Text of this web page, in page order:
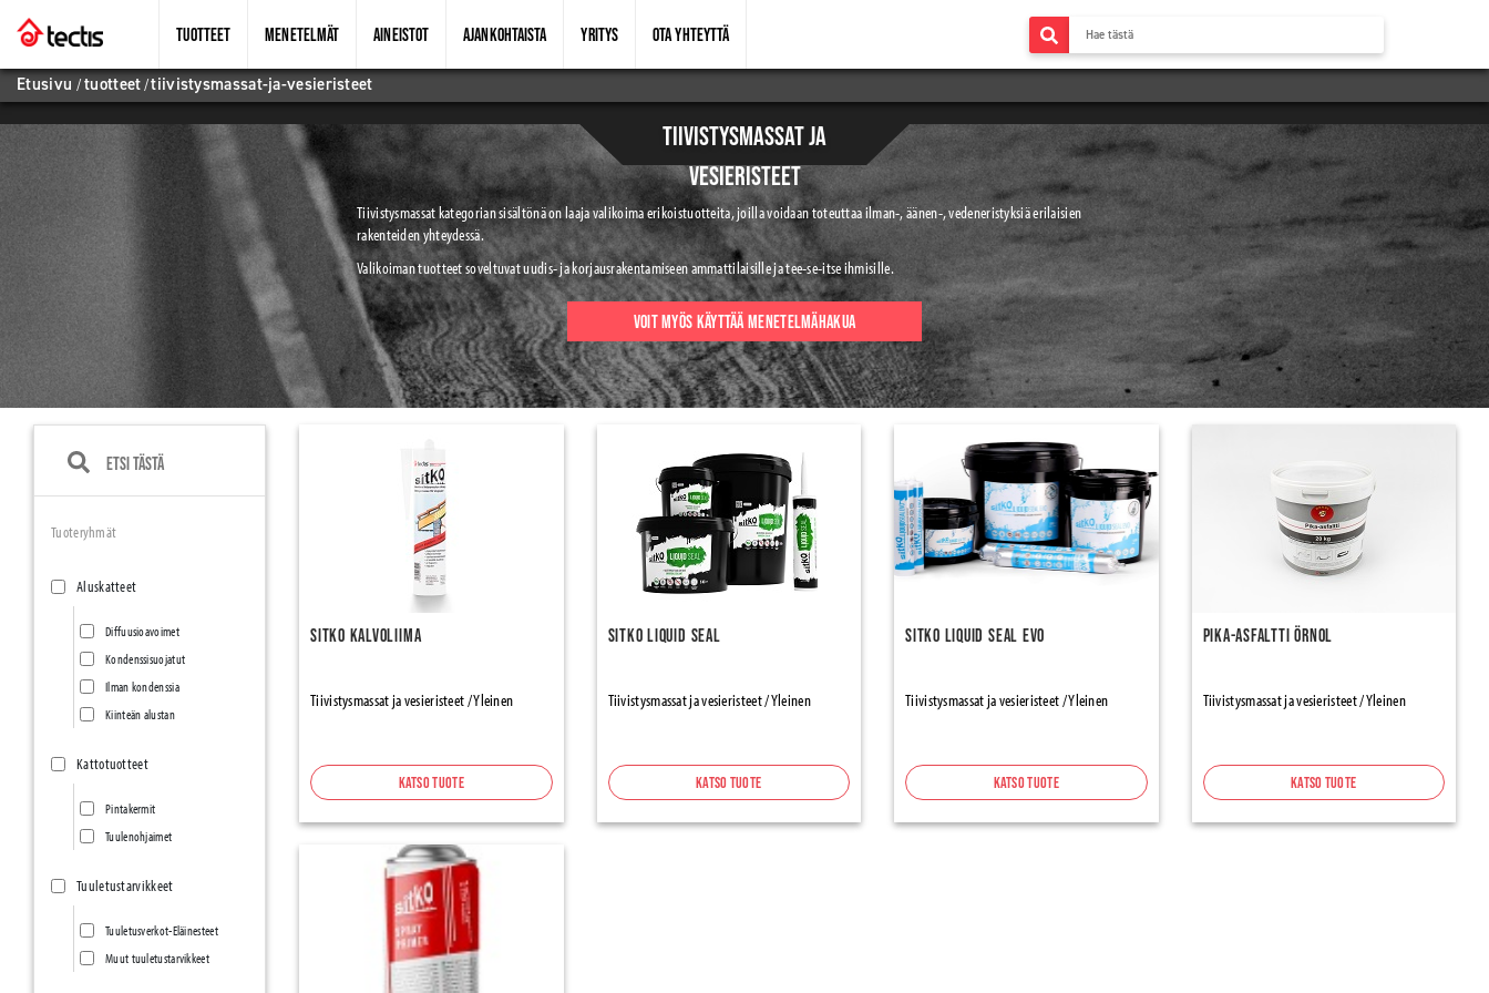
TUOTTEET MENETELMÄT AINEISTOT AJANKOHTAISTA YRITYS OTA YHTEYTTÄ
Etusivu/tuotteet/tiivistysmassat-ja-vesieristeet
TIIVISTYSMASSAT JA
VESIERISTEET
Tiivistysmassat kategorian sisältönä on laaja valikoima erikoistuotteita, joilla voidaan toteuttaa ilman-, äänen-, vedeneristyksiä erilaisien
rakenteiden yhteydessä.
Valikoiman tuotteet soveltuvat uudis- ja korjausrakentamiseen ammattilaisille ja tee-se-itse ihmisille.
VOIT MYÖS KÄYTTÄÄ MENETELMÄHAKUA
Tuoteryhmät
Aluskatteet
Diffuusioavoimet
Kondenssisuojatut
Ilman kondenssia
Kiinteän alustan
Kattotuotteet
Pintakermit
Tuulenohjaimet
Tuuletustarvikkeet
Tuuletusverkot-Eläinesteet
Muut tuuletustarvikkeet
Sitko Kalvoliima
Tiivistysmassat ja vesieristeet / Yleinen
Katso tuote
Sitko Liquid Seal
Tiivistysmassat ja vesieristeet / Yleinen
Katso tuote
Sitko Liquid Seal EVO
Tiivistysmassat ja vesieristeet / Yleinen
Katso tuote
Pika-asfaltti Örnol
Tiivistysmassat ja vesieristeet / Yleinen
Katso tuote